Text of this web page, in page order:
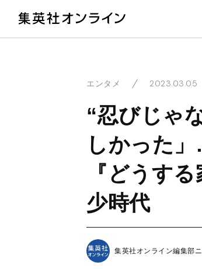
エンタメ 2023.03.05
“忍びじゃ
しかった
『どうす
少時代
集英社オンライン編集部